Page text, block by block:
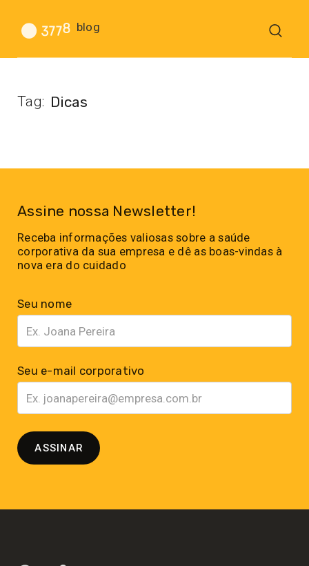
blog
Tag: Dicas
Assine nossa Newsletter!
Receba informações valiosas sobre a saúde
corporativa da sua empresa e dê as boas-vindas à
nova era do cuidado
Seu nome
Seu e-mail corporativo